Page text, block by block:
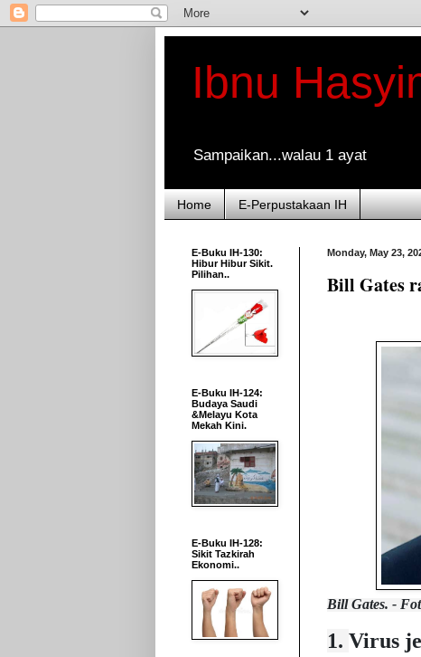
Ibnu
Sampaikan...walau 1 ayat
Home E-Perpustakaan IH
Monday, May 23,
Bill Gates
Bill Gates. -
1. Virus
E-Buku IH-130:
Hibur Hibur Sikit.
Pilihan..
E-Buku IH-124:
Budaya Saudi
&Melayu Kota
Mekah Kini.
E-Buku IH-128:
Sikit Tazkirah
Ekonomi..